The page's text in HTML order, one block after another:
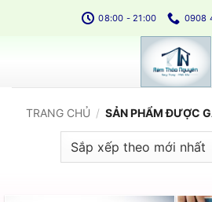
08:00 - 21:00 0908
TRANG CHỦ / SẢN PHẨM ĐƯỢC